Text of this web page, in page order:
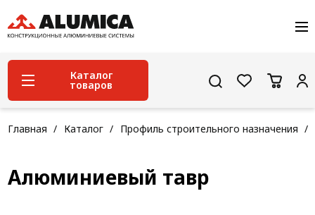
О компании
Услуги
Сервис и поддержка
Проекты
Контакты
Каталог
товаров
Система конструкционного алюминиевого
профиля
Главная Каталог Профиль строительного назначения
Алюминиевый тавр